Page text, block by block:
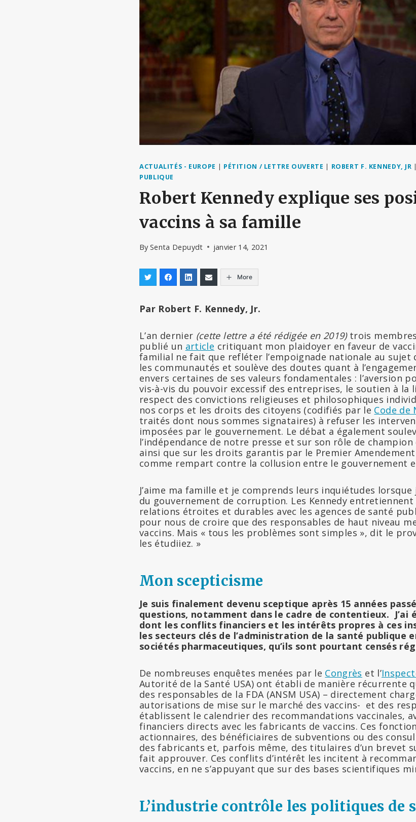
ACTUALITÉS - EUROPE | PÉTITION / LETTRE OUVERTE | ROBERT F. KENNEDY, JR |
PUBLIQUE
Robert Kennedy explique ses
vaccins à sa famille
By Senta Depuydt janvier 14, 2021
More
Par Robert F. Kennedy, Jr.
L’an dernier (cette lettre a été rédigée en 2019)trois
publié un article critiquant mon plaidoyer en faveur de
familial ne fait que refléter l’empoignade nationale au sujet
les communautés et soulève des doutes quant à
envers certaines de ses valeurs fondamentales : l’aversion
vis-à-vis du pouvoir excessif des entreprises, le soutien à la
respect des convictions religieuses et philosophiques
nos corps et les droits des citoyens (codifiés par le Code de
traités dont nous sommes signataires) à refuser les
imposées par le gouvernement. Le débat a également
l’indépendance de notre presse et sur son rôle de
ainsi que sur les droits garantis par le Premier
comme rempart contre la collusion entre le gouvernement
J’aime ma famille et je comprends leurs inquiétudes lorsque
du gouvernement de corruption. Les Kennedy
relations étroites et durables avec les agences de santé
pour nous de croire que des responsables de haut niveau
vaccins. Mais « tous les problèmes sont simples », dit le
les étudiiez. »
Mon scepticisme
Je suis finalement devenu sceptique après 15 années
questions, notamment dans le cadre de contentieux.
dont les conflits financiers et les intérêts propres à ces
les secteurs clés de l’administration de la santé publique
sociétés pharmaceutiques, qu’ils sont pourtant censés
De nombreuses enquêtes menées par le Congrès et l’
Autorité de la Santé USA) ont établi de manière récurrente
des responsables de la FDA (ANSM USA) – directement
autorisations de mise sur le marché des vaccins- et des
établissent le calendrier des recommandations vaccinales,
financiers directs avec les fabricants de vaccins. Ces
actionnaires, des bénéficiaires de subventions ou des
des fabricants et, parfois même, des titulaires d’un brevet
fait approuver. Ces conflits d’intérêt les incitent à
vaccins, en ne s’appuyant que sur des bases scientifiques
L’industrie contrôle les politiques de